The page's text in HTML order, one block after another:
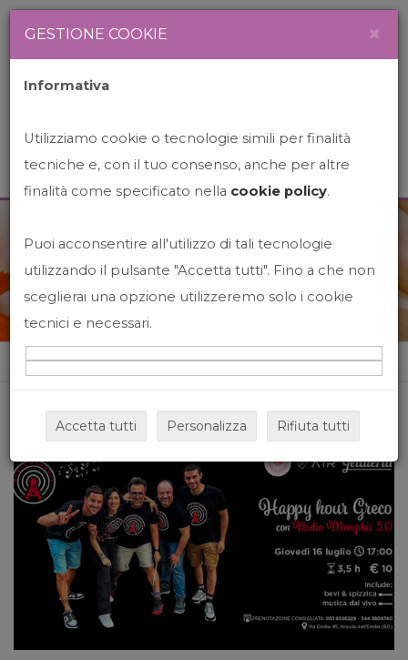
News&Events
Home News&events
GESTIONE COOKIE ×
Informativa
Utilizziamo cookie o tecnologie simili per finalità
tecniche e, con il tuo consenso, anche per altre
finalità come specificato nella cookie policy.
Puoi acconsentire all'utilizzo di tali tecnologie
utilizzando il pulsante "Accetta tutti". Fino a che non
sceglierai una opzione utilizzeremo solo i cookie
tecnici e necessari.
Accetta tutti Personalizza Rifiuta tutti